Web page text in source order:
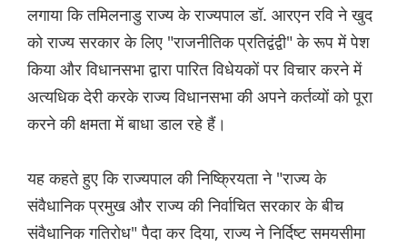
लगाया कि तमिलनाडु राज्य के राज्यपाल डॉ. आरएन रवि ने खुद
को राज्य सरकार के लिए "राजनीतिक प्रतिद्वंद्वी" के रूप में पेश
किया और विधानसभा द्वारा पारित विधेयकों पर विचार करने में
अत्यधिक देरी करके राज्य विधानसभा की अपने कर्तव्यों को पूरा
करने की क्षमता में बाधा डाल रहे हैं।
यह कहते हुए कि राज्यपाल की निष्क्रियता ने "राज्य के
संवैधानिक प्रमुख और राज्य की निर्वाचित सरकार के बीच
संवैधानिक गतिरोध" पैदा कर दिया, राज्य ने निर्दिष्ट समयसीमा